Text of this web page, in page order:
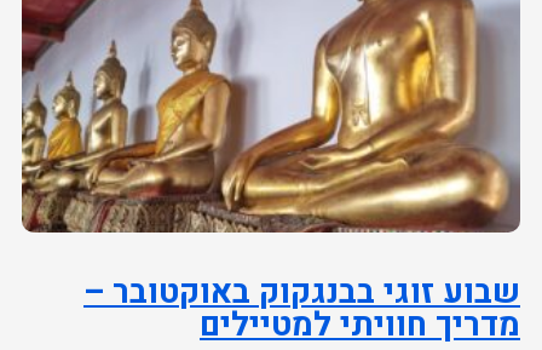
שבוע זוגי בבנגקוק באוקטובר –
מדריך חוויתי למטיילים